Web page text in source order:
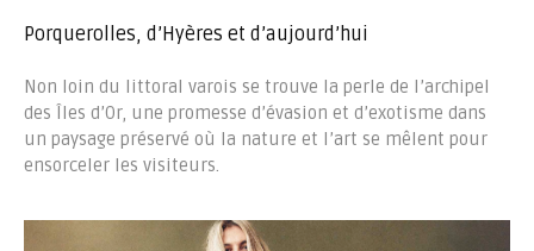
Porquerolles, d’Hyères et d’aujourd’hui
Non loin du littoral varois se trouve la perle de l’archipel
des Îles d’Or, une promesse d’évasion et d’exotisme dans
un paysage préservé où la nature et l’art se mêlent pour
ensorceler les visiteurs.